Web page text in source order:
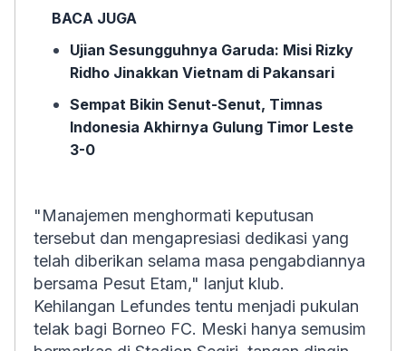
BACA JUGA
Ujian Sesungguhnya Garuda: Misi Rizky
Ridho Jinakkan Vietnam di Pakansari
Sempat Bikin Senut-Senut, Timnas
Indonesia Akhirnya Gulung Timor Leste
3-0
"Manajemen menghormati keputusan
tersebut dan mengapresiasi dedikasi yang
telah diberikan selama masa pengabdiannya
bersama Pesut Etam," lanjut klub.
Kehilangan Lefundes tentu menjadi pukulan
telak bagi Borneo FC. Meski hanya semusim